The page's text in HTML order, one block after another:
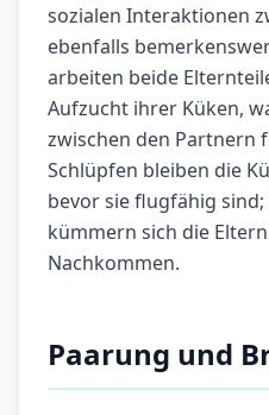
sozialen Interaktionen
ebenfalls
arbeiten beide
Aufzucht ihrer Küken,
zwischen den Partnern
Schlüpfen bleiben die
bevor sie flugfähig
kümmern sich die
Nachkommen.
Paarung und